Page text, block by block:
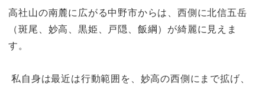
高社山の南麓に広がる中野市からは、西側に北信五岳
（斑尾、妙高、黒姫、戸隠、飯綱）が綺麗に見えま
す。
私自身は最近は行動範囲を、妙高の西側にまで拡げ、